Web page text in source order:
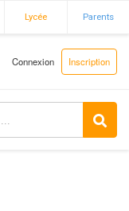
Lycée Parents
Connexion Inscription